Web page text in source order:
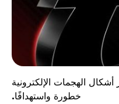
أشكال الهجمات الإلكترونية
خطورة واستهدافًا.